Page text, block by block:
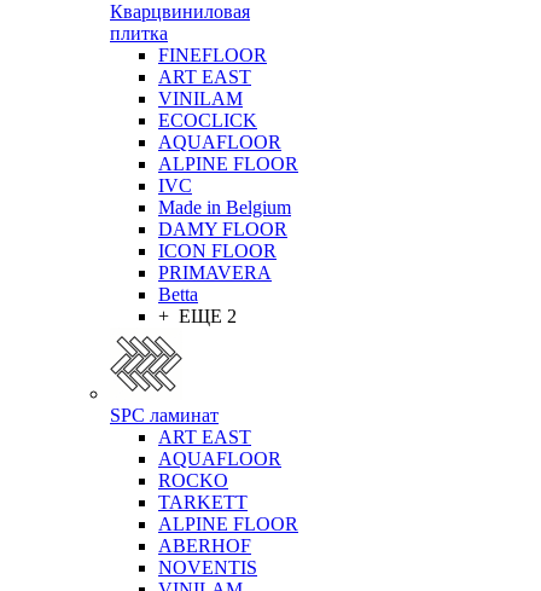
Кварцвиниловая
плитка
FINEFLOOR
ART EAST
VINILAM
ECOCLICK
AQUAFLOOR
ALPINE FLOOR
IVC
Made in Belgium
DAMY FLOOR
ICON FLOOR
PRIMAVERA
Betta
+ ЕЩЕ 2
SPC ламинат
ART EAST
AQUAFLOOR
ROCKO
TARKETT
ALPINE FLOOR
ABERHOF
NOVENTIS